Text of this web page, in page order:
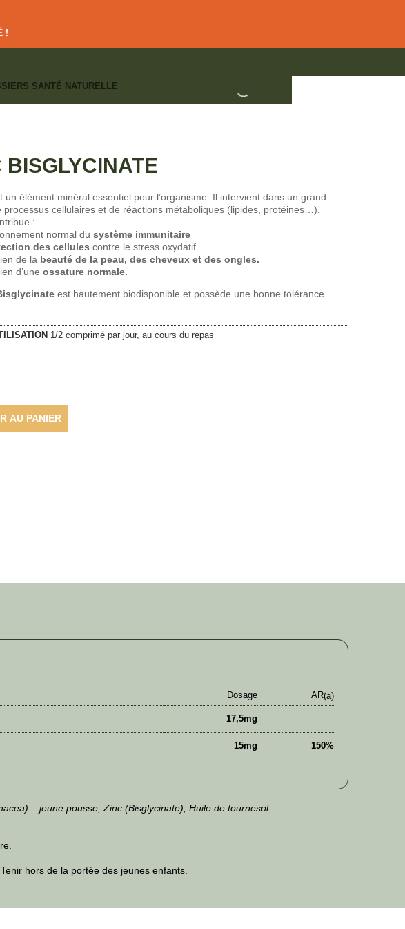
!
SANTÉ NATURELLE
BISGLYCINATE
un élément minéral essentiel pour l’organisme. Il intervient dans un grand
processus cellulaires et de réactions métaboliques (lipides, protéines…).
:
normal du système immunitaire
des cellules contre le stress oxydatif.
de la beauté de la peau, des cheveux et des ongles.
d’une ossature normale.
est hautement biodisponible et possède une bonne tolérance
1/2 comprimé par jour, au cours du repas
AU PANIER
Dosage AR(a)
17,5mg
15mg 150%
– jeune pousse, Zinc (Bisglycinate), Huile de tournesol
hors de la portée des jeunes enfants.